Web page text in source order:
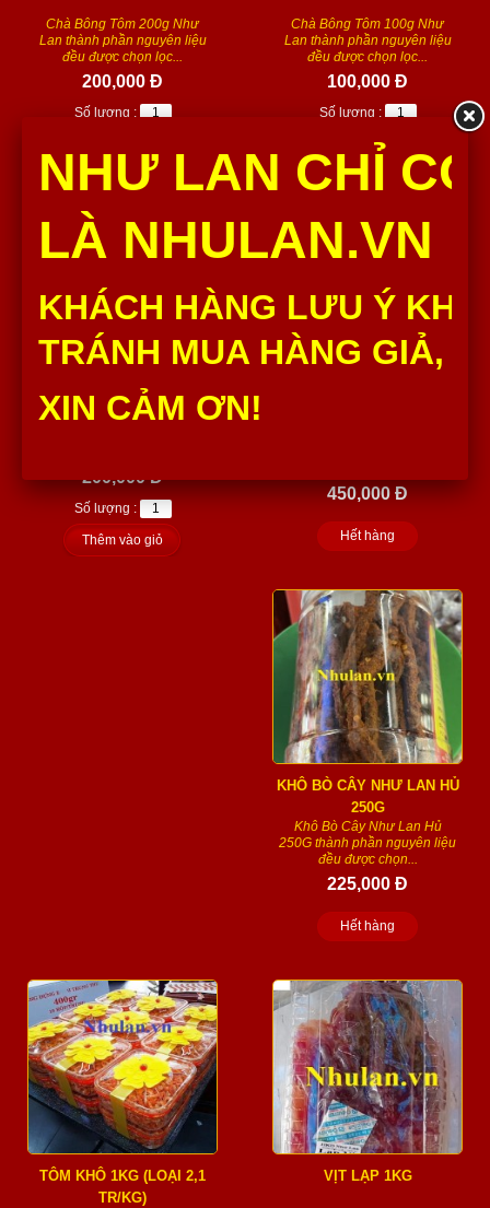
Chà Bông Tôm 200g Như
Lan thành phần nguyên liệu
đều được chọn lọc...
200,000 Đ
Số lượng :
Chà Bông Tôm 100g Như
Lan thành phần nguyên liệu
đều được chọn lọc...
100,000 Đ
Số lượng :
Thêm vào giỏ
CHÀ BÔNG CÁ - CÁ LÓC
CHẤY TỎI (HỦ 200G)
200,000 Đ
Số lượng :
Thêm vào giỏ
450,000 Đ
Hết hàng
KHÔ BÒ CÂY NHƯ LAN HỦ
250G
Khô Bò Cây Như Lan Hủ
250G thành phần nguyên liệu
đều được chọn...
225,000 Đ
Hết hàng
TÔM KHÔ 1KG (LOẠI 2,1
TR/KG)
VỊT LẠP 1KG
NHƯ LAN CHỈ
LÀ NHULAN.VN
KHÁCH HÀNG LƯU Ý
TRÁNH MUA HÀNG GIẢ,
XIN CẢM ƠN!